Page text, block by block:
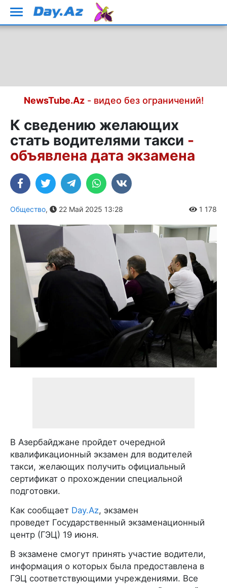
NewsTube.Az- видео без ограничений!
К сведению желающих
стать водителями такси -
объявлена дата экзамена
Общество, 22 Май 2025 13:28 1 178
В Азербайджане пройдет очередной
квалификационный экзамен для водителей
такси, желающих получить официальный
сертификат о прохождении специальной
подготовки.
Как сообщает Day.Az, экзамен
проведет Государственный экзаменационный
центр (ГЭЦ) 19 июня.
В экзамене смогут принять участие водители,
информация о которых была предоставлена в
ГЭЦ соответствующими учреждениями. Все